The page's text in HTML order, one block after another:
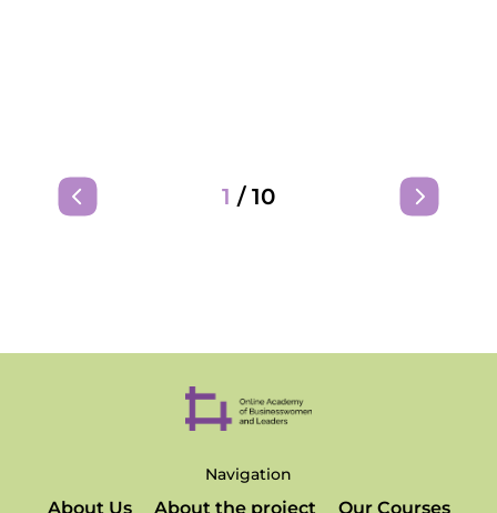
1 / 10
Navigation
About Us About the project
Our Courses